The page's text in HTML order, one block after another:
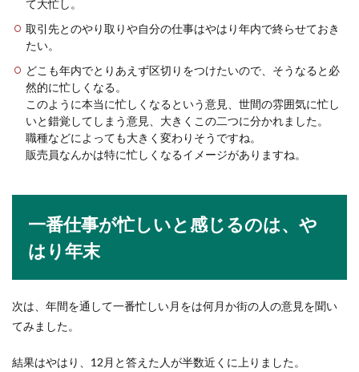
アルバイトとしてスーパーのバイトは求人も多
ハローワークの履歴書添削を活用して
採用を勝ち取るコツとは
受けることができることをご存知でしょうか？で
会社が寒い！夏の冷房対策で体調不良
を予防！自分でできる対策
の中はまるで...
て大忙し。
取引先とのやり取りや自分の仕事はやはり年内で終らせておき
たい。
どこも年内でとりあえず区切りをつけたいので、そうなると必
然的に忙しくなる。
このように本当に忙しくなるという意見、世間の雰囲気に忙し
いと錯覚してしまう意見、大きくこの二つに分かれました。
職種などによっても大きく変わりそうですね。
販売員なんかは特に忙しくなるイメージがありますね。
一番仕事が忙しいと感じるのは、や
はり年末
次は、年間を通して一番忙しい月をは何月か街の人の意見を聞い
てみました。
結果はやはり、12月と答えた人が半数近くに上りました。